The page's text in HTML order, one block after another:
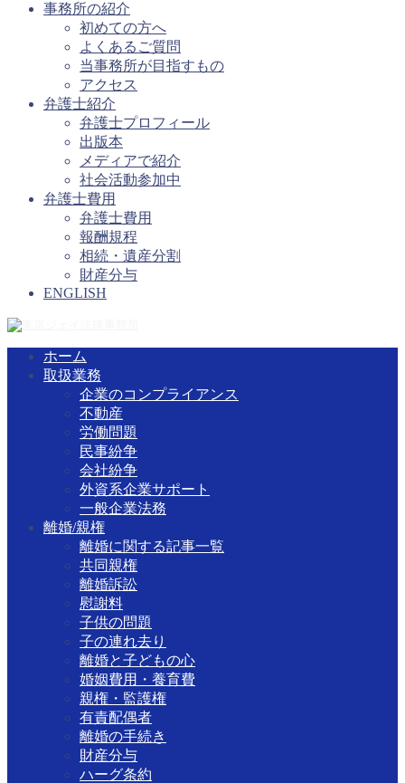
事務所の紹介
初めての方へ
よくあるご質問
当事務所が目指すもの
アクセス
弁護士紹介
弁護士プロフィール
出版本
メディアで紹介
社会活動参加中
弁護士費用
弁護士費用
報酬規程
相続・遺産分割
財産分与
ENGLISH
ホーム
取扱業務
企業のコンプライアンス
不動産
労働問題
民事紛争
会社紛争
外資系企業サポート
一般企業法務
離婚/親権
離婚に関する記事一覧
共同親権
離婚訴訟
慰謝料
子供の問題
子の連れ去り
離婚と子どもの心
婚姻費用・養育費
親権・監護権
有責配偶者
離婚の手続き
財産分与
ハーグ条約